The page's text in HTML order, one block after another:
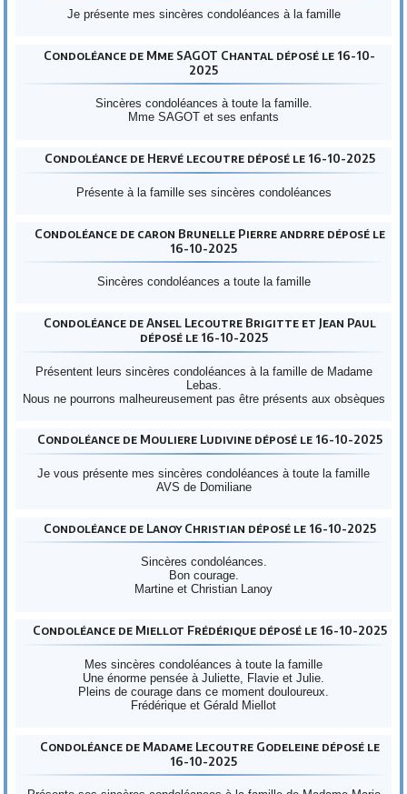
Je présente mes sincères condoléances à la famille
Condoléance de Mme SAGOT Chantal déposé le 16-10-
2025
Sincères condoléances à toute la famille.
Mme SAGOT et ses enfants
Condoléance de Hervé lecoutre déposé le 16-10-2025
Présente à la famille ses sincères condoléances
Condoléance de caron Brunelle Pierre andrre déposé le
16-10-2025
Sincères condoléances a toute la famille
Condoléance de Ansel Lecoutre Brigitte et Jean Paul
déposé le 16-10-2025
Présentent leurs sincères condoléances à la famille de Madame
Lebas.
Nous ne pourrons malheureusement pas être présents aux obsèques
Condoléance de Mouliere Ludivine déposé le 16-10-2025
Je vous présente mes sincères condoléances à toute la famille
AVS de Domiliane
Condoléance de Lanoy Christian déposé le 16-10-2025
Sincères condoléances.
Bon courage.
Martine et Christian Lanoy
Condoléance de Miellot Frédérique déposé le 16-10-2025
Mes sincères condoléances à toute la famille
Une énorme pensée à Juliette, Flavie et Julie.
Pleins de courage dans ce moment douloureux.
Frédérique et Gérald Miellot
Condoléance de Madame Lecoutre Godeleine déposé le
16-10-2025